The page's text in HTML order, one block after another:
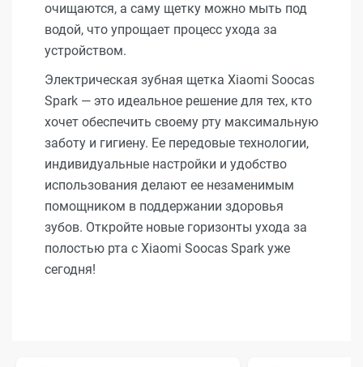
очищаются, а саму щетку можно мыть под
водой, что упрощает процесс ухода за
устройством.
Электрическая зубная щетка Xiaomi Soocas
Spark — это идеальное решение для тех, кто
хочет обеспечить своему рту максимальную
заботу и гигиену. Ее передовые технологии,
индивидуальные настройки и удобство
использования делают ее незаменимым
помощником в поддержании здоровья
зубов. Откройте новые горизонты ухода за
полостью рта с Xiaomi Soocas Spark уже
сегодня!